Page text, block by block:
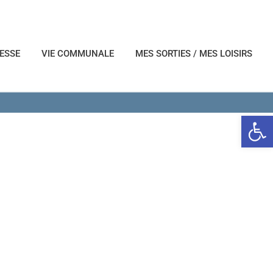
Ouvrir
VIE COMMUNALE MES SORTIES / MES LOISIRS